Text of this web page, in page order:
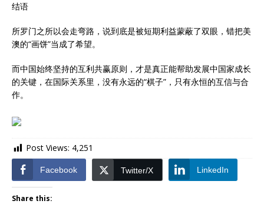
结语
所罗门之所以会走弯路，说到底是被短期利益蒙蔽了双眼，错把美
澳的“画饼”当成了希望。
而中国始终坚持的互利共赢原则，才是真正能帮助发展中国家成长
的关键，在国际关系里，没有永远的“棋子”，只有永恒的互信与合
作。
Post Views: 4,251
Facebook Twitter/X LinkedIn
Share this: